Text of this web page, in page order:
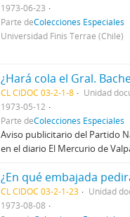
1973-06-23
Parte deColecciones Especiales
Universidad Finis Terrae (Chile)
¿Hará cola el Gral.
CL CIDOC 03-2-1-8
Unidad
1973-05-12
Parte deColecciones Especiales
Aviso publicitario del Partido
en el diario El Mercurio de
CL CIDOC 03-2-1-23
Unidad
1973-08-08